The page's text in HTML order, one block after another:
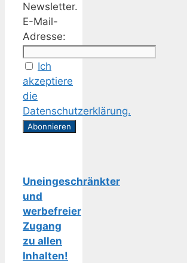
Newsletter.
E-Mail-
Adresse:
Ich
akzeptiere
die
Datenschutzerklärung.
Uneingeschränkter
und
werbefreier
Zugang
zu allen
Inhalten!